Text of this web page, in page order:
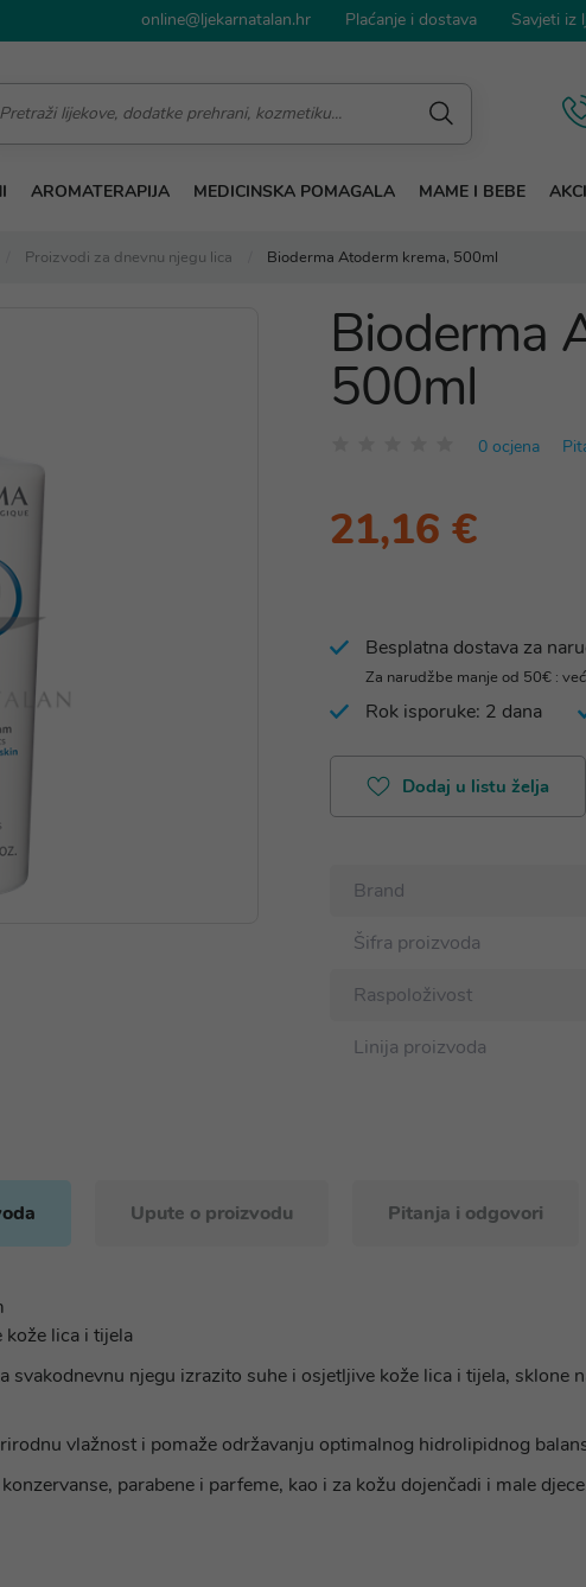
online@ljekarnatalan.hr Plaćanje i dostava Savjeti iz
AROMATERAPIJA MEDICINSKA POMAGALA MAME I BEBE
Proizvodi za dnevnu njegu lica Bioderma Atoderm krema, 500ml
Bioderma
500ml
0 ocjena
21,16 €
Besplatna dostava za
Za narudžbe manje od 50€ :
Rok isporuke: 2 dana
Dodaj u listu želja
Brand
Šifra proizvoda
Raspoloživost
Linija proizvoda
Upute o proizvodu Pitanja i odgovori
kože lica i tijela
njegu izrazito suhe i osjetljive kože lica i tijela, sklone
vlažnost i pomaže održavanju optimalnog hidrolipidnog
parabene i parfeme, kao i za kožu dojenčadi i male